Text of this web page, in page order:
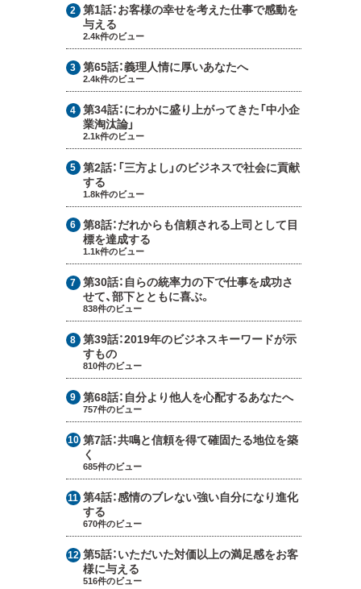
第1話：お客様の幸せを考えた仕事で感動を
与える
2.4k件のビュー
第65話：義理人情に厚いあなたへ
2.4k件のビュー
第34話：にわかに盛り上がってきた「中小企
業淘汰論」
2.1k件のビュー
第2話： 「三方よし」のビジネスで社会に貢献
する
1.8k件のビュー
第8話：だれからも信頼される上司として目
標を達成する
1.1k件のビュー
第30話： 自らの統率力の下で仕事を成功さ
せて、部下とともに喜ぶ。
838件のビュー
第39話：2019年のビジネスキーワードが示
すもの
810件のビュー
第68話： 自分より他人を心配するあなたへ
757件のビュー
第7話：共鳴と信頼を得て確固たる地位を築
く
685件のビュー
第4話：感情のブレない強い自分になり進化
する
670件のビュー
第5話：いただいた対価以上の満足感をお客
様に与える
516件のビュー